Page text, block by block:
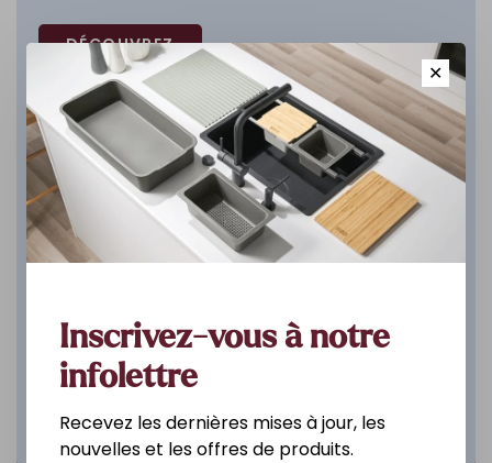
DÉCOUVREZ
✕
Inscrivez-vous à notre
infolettre
Recevez les dernières mises à jour, les
nouvelles et les offres de produits.